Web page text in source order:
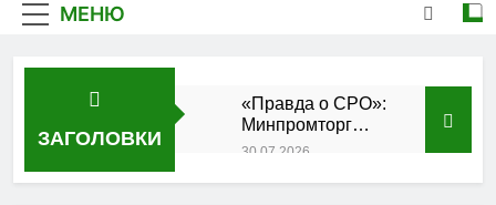
МЕНЮ
ЗАГОЛОВКИ
«Правда о СРО»:
Минпромторг
подтвердил
кластера
30.07.2026